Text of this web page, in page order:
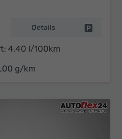
Details
4,40 l/100km
g/km